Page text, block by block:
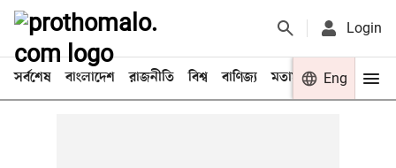
Login
সর্বশেষ বাংলাদেশ রাজনীতি বিশ্ব বাণিজ্য মতামত খেলা
Eng